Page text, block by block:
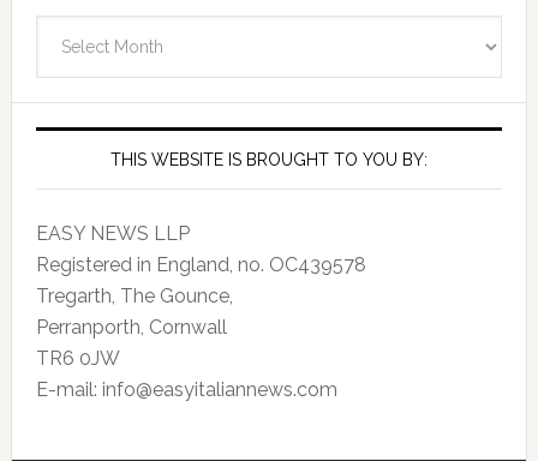
THIS WEBSITE IS BROUGHT TO YOU BY:
EASY NEWS LLP
Registered in England, no. OC439578
Tregarth, The Gounce,
Perranporth, Cornwall
TR6 0JW
E-mail: info@easyitaliannews.com